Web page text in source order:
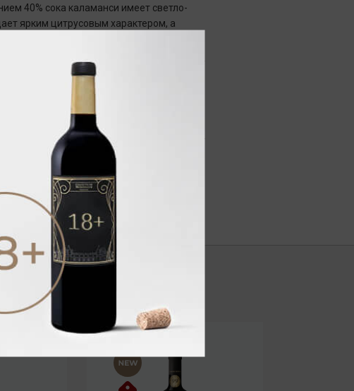
40% сока каламанси имеет светло-
ярким цитрусовым характером, а
тростниковый сахар. Массовая доля
ГМО, отсутствуют.
углеводов 28 г., кислот 0.01 г.
/ 583 кДж